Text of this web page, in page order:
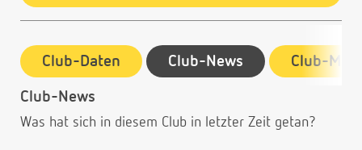
Club-Daten Club-News Club-
Club-News
Was hat sich in diesem Club in letzter Zeit getan?